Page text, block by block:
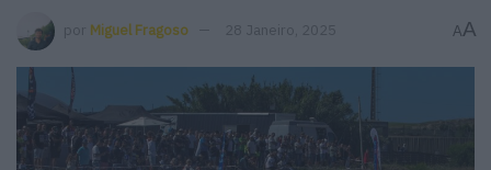
por Miguel Fragoso 28 Janeiro, 2025 AA